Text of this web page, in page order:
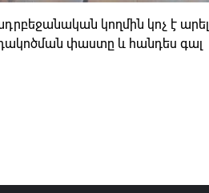
կողմին կոչ է արել
փաստը և հանդես գալ